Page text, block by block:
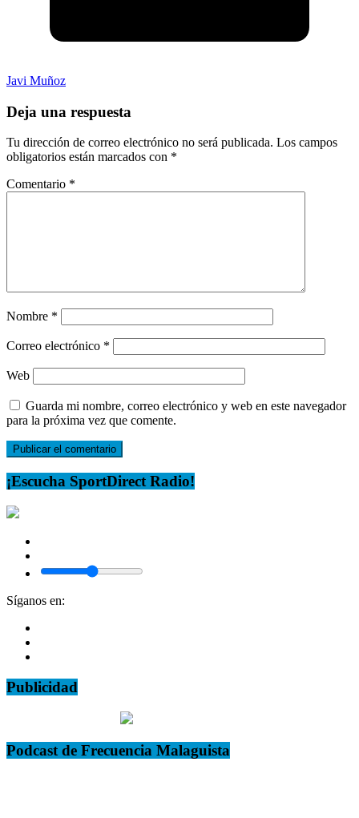
Javi Muñoz
Deja una respuesta
Tu dirección de correo electrónico no será publicada. Los campos
obligatorios están marcados con *
Comentario *
Nombre *
Correo electrónico *
Web
Guarda mi nombre, correo electrónico y web en este navegador
para la próxima vez que comente.
¡Escucha SportDirect Radio!
Síganos en:
Publicidad
Podcast de Frecuencia Malaguista